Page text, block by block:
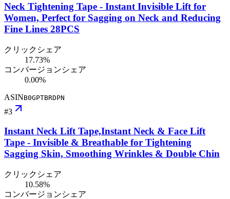
Neck Tightening Tape - Instant Invisible Lift for
Women, Perfect for Sagging on Neck and Reducing
Fine Lines 28PCS
クリックシェア
17.73%
コンバージョンシェア
0.00%
ASINB0GPTBRDPN
#3
Instant Neck Lift Tape,Instant Neck & Face Lift
Tape - Invisible & Breathable for Tightening
Sagging Skin, Smoothing Wrinkles & Double Chin
クリックシェア
10.58%
コンバージョンシェア